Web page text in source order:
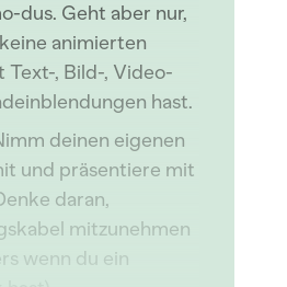
dus. Geht aber nur,
animierten
Text-, Bild-, Video-
hast.
deinen eigenen
und präsentiere mit
daran,
mitzunehmen
wenn du ein